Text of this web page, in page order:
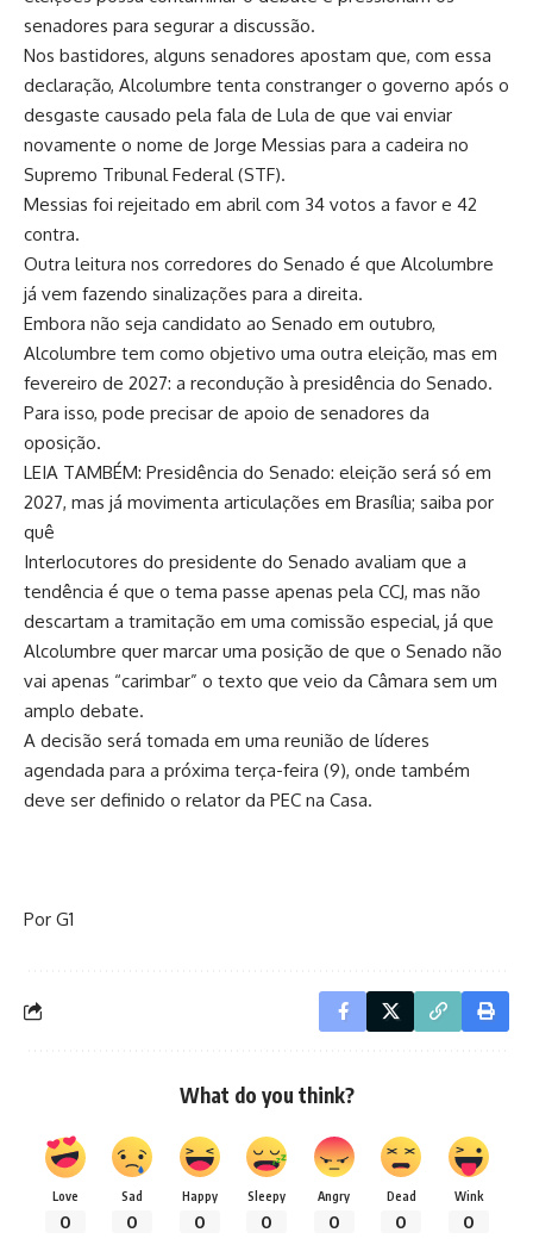
senadores para segurar a discussão.
Nos bastidores, alguns senadores apostam que, com essa
declaração, Alcolumbre tenta constranger o governo após o
desgaste causado pela fala de Lula de que vai enviar
novamente o nome de Jorge Messias para a cadeira no
Supremo Tribunal Federal (STF).
Messias foi rejeitado em abril com 34 votos a favor e 42
contra.
Outra leitura nos corredores do Senado é que Alcolumbre
já vem fazendo sinalizações para a direita.
Embora não seja candidato ao Senado em outubro,
Alcolumbre tem como objetivo uma outra eleição, mas em
fevereiro de 2027: a recondução à presidência do Senado.
Para isso, pode precisar de apoio de senadores da
oposição.
LEIA TAMBÉM: Presidência do Senado: eleição será só em
2027, mas já movimenta articulações em Brasília; saiba por
quê
Interlocutores do presidente do Senado avaliam que a
tendência é que o tema passe apenas pela CCJ, mas não
descartam a tramitação em uma comissão especial, já que
Alcolumbre quer marcar uma posição de que o Senado não
vai apenas “carimbar” o texto que veio da Câmara sem um
amplo debate.
A decisão será tomada em uma reunião de líderes
agendada para a próxima terça-feira (9), onde também
deve ser definido o relator da PEC na Casa.
Por G1
What do you think?
Love
0
Sad
0
Happy
0
Sleepy
0
Angry
0
Dead
0
Wink
0